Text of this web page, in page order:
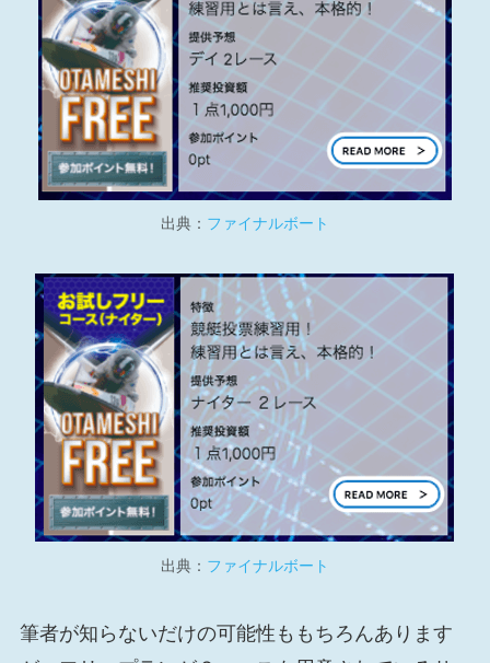
出典： ファイナルボート
出典： ファイナルボート
筆者が知らないだけの可能性ももちろんあります